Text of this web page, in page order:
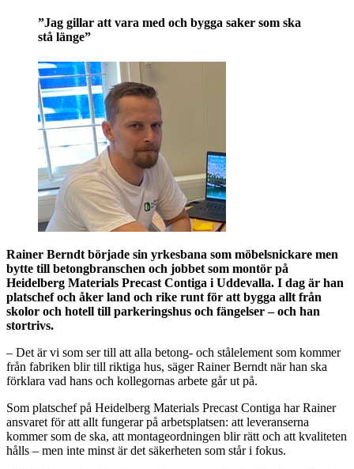
”Jag gillar att vara med och bygga saker som ska
stå länge”
Rainer Berndt började sin yrkesbana som möbelsnickare men
bytte till betongbranschen och jobbet som montör på
Heidelberg Materials Precast Contiga i Uddevalla. I dag är han
platschef och åker land och rike runt för att bygga allt från
skolor och hotell till parkeringshus och fängelser – och han
stortrivs.
– Det är vi som ser till att alla betong- och stålelement som kommer
från fabriken blir till riktiga hus, säger Rainer Berndt när han ska
förklara vad hans och kollegornas arbete går ut på.
Som platschef på Heidelberg Materials Precast Contiga har Rainer
ansvaret för att allt fungerar på arbetsplatsen: att leveranserna
kommer som de ska, att montageordningen blir rätt och att kvaliteten
hålls – men inte minst är det säkerheten som står i fokus.